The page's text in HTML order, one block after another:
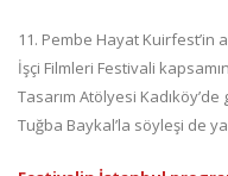
11. Pembe Hayat Kuirfest’in
İşçi Filmleri Festivali
Tasarım Atölyesi
Tuğba Baykal’la söyleşi de